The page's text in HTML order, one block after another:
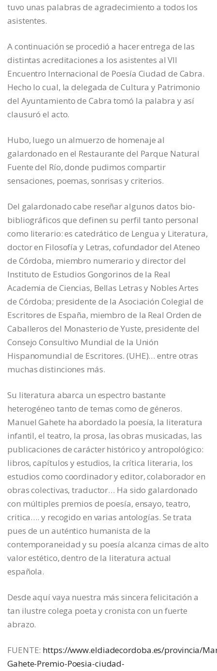
tuvo unas palabras de agradecimiento a todos los
asistentes.
A continuación se procedió a hacer entrega de las
distintas acreditaciones a los asistentes al VII
Encuentro Internacional de Poesía Ciudad de Cabra.
Hecho lo cual, la delegada de Cultura y Patrimonio
del Ayuntamiento de Cabra tomó la palabra y así
clausuró el acto.
Hubo, luego un almuerzo de homenaje al
galardonado en el Restaurante del Parque Natural
Fuente del Río, donde pudimos compartir
sensaciones, poemas, sonrisas y criterios.
Del galardonado cabe reseñar algunos datos bio-
bibliográficos que definen su perfil tanto personal
como literario: es catedrático de Lengua y Literatura,
doctor en Filosofía y Letras, cofundador del Ateneo
de Córdoba, miembro numerario y director del
Instituto de Estudios Gongorinos de la Real
Academia de Ciencias, Bellas Letras y Nobles Artes
de Córdoba; presidente de la Asociación Colegial de
Escritores de España, miembro de la Real Orden de
Caballeros del Monasterio de Yuste, presidente del
Consejo Consultivo Mundial de la Unión
Hispanomundial de Escritores. (UHE)… entre otras
muchas distinciones más.
Su literatura abarca un espectro bastante
heterogéneo tanto de temas como de géneros.
Manuel Gahete ha abordado la poesía, la literatura
infantil, el teatro, la prosa, las obras musicadas, las
publicaciones de carácter histórico y antropológico:
libros, capítulos y estudios, la crítica literaria, los
estudios como coordinador y editor, colaborador en
obras colectivas, traductor… Ha sido galardonado
con múltiples premios de poesía, ensayo, teatro,
critica…. y recogido en varias antologías. Se trata
pues de un auténtico humanista de la
contemporaneidad y su poesía alcanza cimas de alto
valor estético, dentro de la literatura actual
española.
Desde aquí vaya nuestra más sincera felicitación a
tan ilustre colega poeta y cronista con un fuerte
abrazo.
FUENTE: https://www.eldiadecordoba.es/provincia/
Gahete-Premio-Poesia-ciudad-